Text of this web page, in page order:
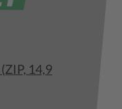
(ZIP, 14,9